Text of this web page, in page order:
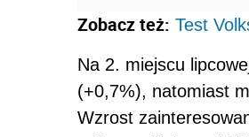
Zobacz też: Test
Na 2. miejscu
(+0,7%), natomiast
Wzrost